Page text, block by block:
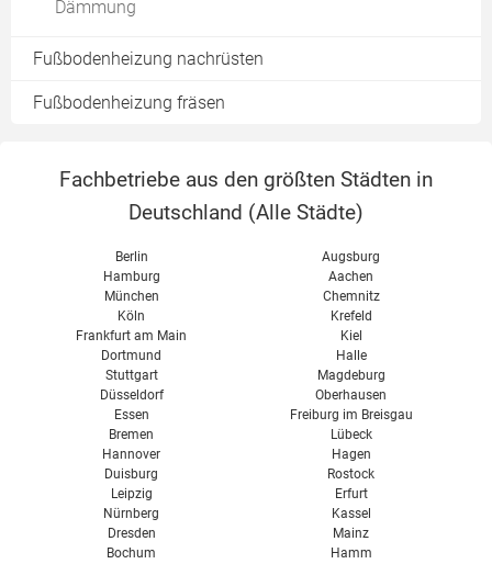
Naturstein
Dämmung
Fußbodenheizung nachrüsten
Fußbodenheizung fräsen
Fachbetriebe aus den größten Städten in
Deutschland (Alle Städte)
Berlin
Hamburg
München
Köln
Frankfurt am Main
Dortmund
Stuttgart
Düsseldorf
Essen
Bremen
Hannover
Duisburg
Leipzig
Nürnberg
Dresden
Bochum
Augsburg
Aachen
Chemnitz
Krefeld
Kiel
Halle
Magdeburg
Oberhausen
Freiburg im Breisgau
Lübeck
Hagen
Rostock
Erfurt
Kassel
Mainz
Hamm